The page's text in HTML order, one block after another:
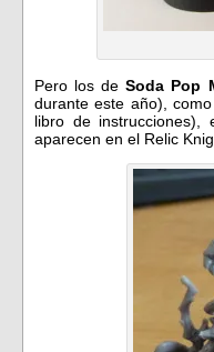
Pero los deSoda Pop
durante este año),
libro de
aparecen en el Relic